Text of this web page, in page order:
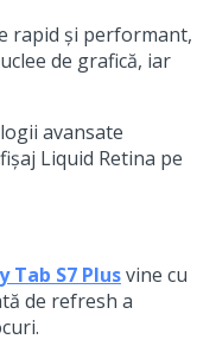
rapid și performant,
de grafică, iar
avansate
Liquid Retina pe
Tab S7 Plusvine cu
de refresh a